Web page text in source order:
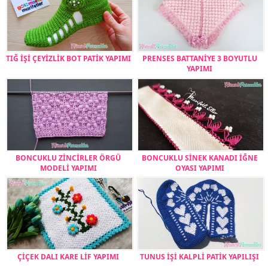
TIĞ İŞİ ÇEYİZLİK BOT PATİK YAPIMI
PRENSES BATTANİYE 3 BOYUTLU
YAPIMI
BONCUKLU ZİNCİRLER ÖRGÜ
MODELİ YAPIMI
BONCUKLU SİNEK KANADI İĞNE
OYASI YAPIMI
ÇİÇEK DALI KARE LİF YAPIMI TUNUS İŞİ KALPLİ PATİK YAPILIŞI